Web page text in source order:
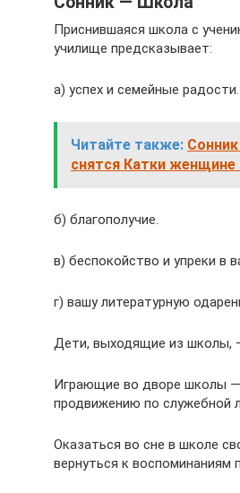
Приснившаяся школа с
училище предсказывает:
а) успех и семейные радости.
Читайте также:
снятся Катки женщине
б) благополучие.
в) беспокойство и упреки в
г) вашу литературную
Дети, выходящие из школы,
Играющие во дворе школы
продвижению по служебной
Оказаться во сне в школе
вернуться к воспоминаниям